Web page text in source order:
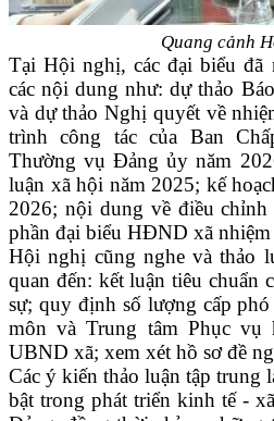
Quang cảnh
Tại Hội nghị, các đại biểu đã
các nội dung như: dự thảo
và dự thảo Nghị quyết về
trình công tác của Ban
Thường vụ Đảng ủy năm
luận xã hội năm 2025; kế
2026; nội dung về điều
phần đại biểu HĐND xã
Hội nghị cũng nghe và thảo
quan đến: kết luận tiêu
sự; quy định số lượng cấp phó
môn và Trung tâm Phục vụ
UBND xã; xem xét hồ sơ đề
Các ý kiến thảo luận tập trung
bật trong phát triển kinh tế -